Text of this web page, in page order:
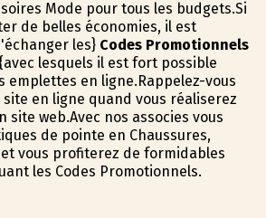
Mode pour tous les budgets.Si
de belles économies, il est
les} Codes Promotionnels
lesquels il est fort possible
emplettes en ligne.Rappelez-vous
en ligne quand vous réaliserez
site web.Avec nos associes vous
de pointe en Chaussures,
vous profiterez de formidables
les Codes Promotionnels.